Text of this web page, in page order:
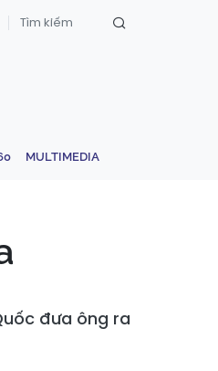
MULTIMEDIA
đưa ông ra